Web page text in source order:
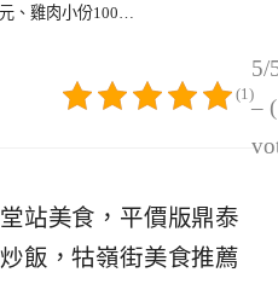
、雞肉小份100…
5/
–
(1)
站美食，平價版鼎泰
飯，牯嶺街美食推薦